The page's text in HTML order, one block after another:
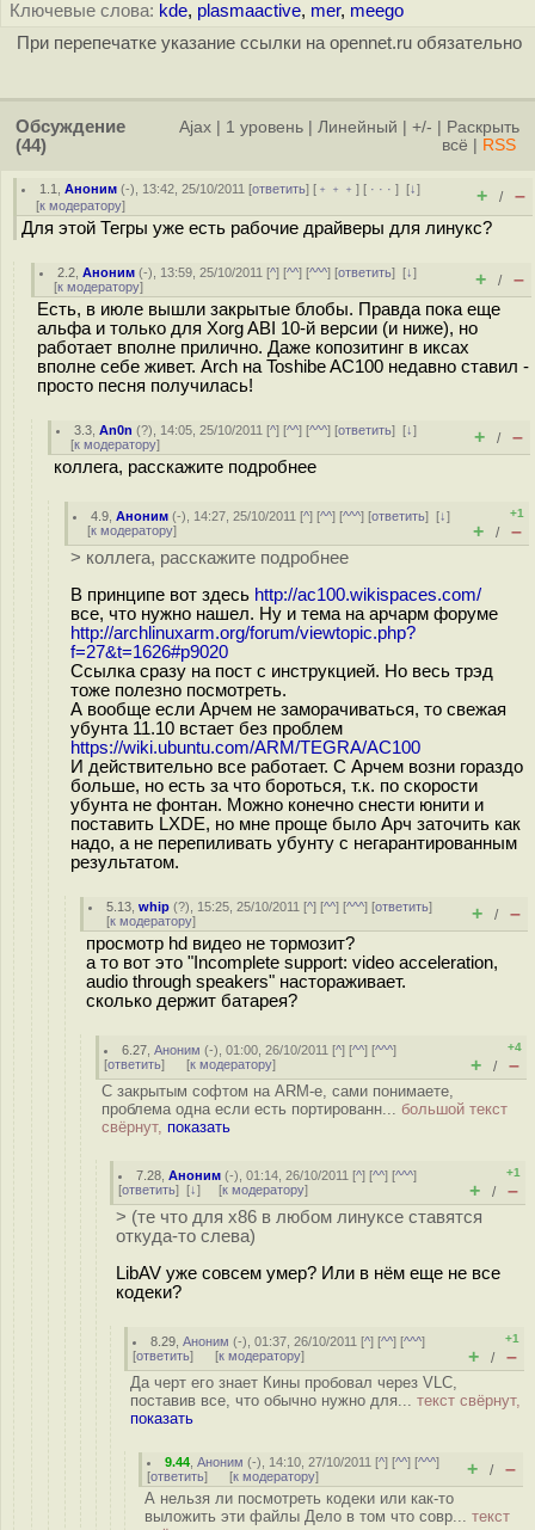
Ключевые слова: kde, plasmaactive, mer, meego
При перепечатке указание ссылки на opennet.ru обязательно
Обсуждение
(44)
Ajax 1 уровень Линейный +/-
Раскрыть
всё
RSS
1.1 ,Аноним (-), 13:42, 25/10/2011 [ответить] [ ﹢﹢﹢] [ · · ·][↓]
[к модератору] + / –
Для этой Тегры уже есть рабочие драйверы для линукс?
2.2 ,Аноним (-), 13:59, 25/10/2011 [^] [^^] [^^^] [ответить][↓]
[к модератору] + / –
Есть, в июле вышли закрытые блобы. Правда пока еще
альфа и только для Xorg ABI 10-й версии (и ниже), но
работает вполне прилично. Даже копозитинг в иксах
вполне себе живет. Arch на Toshibe AC100 недавно ставил -
просто песня получилась!
3.3 ,An0n (?), 14:05, 25/10/2011 [^] [^^] [^^^] [ответить][↓]
[к модератору] + / –
коллега, расскажите подробнее
4.9 ,Аноним (-), 14:27, 25/10/2011 [^] [^^] [^^^] [ответить][↓]
[к модератору]
+1
+ / –
> коллега, расскажите подробнее
В принципе вот здесь http://ac100.wikispaces.com/
все, что нужно нашел. Ну и тема на арчарм форуме
http://archlinuxarm.org/forum/viewtopic.php?
f=27&t=1626#p9020
Ссылка сразу на пост с инструкцией. Но весь трэд
тоже полезно посмотреть.
А вообще если Арчем не заморачиваться, то свежая
убунта 11.10 встает без проблем
https://wiki.ubuntu.com/ARM/TEGRA/AC100
И действительно все работает. С Арчем возни гораздо
больше, но есть за что бороться, т.к. по скорости
убунта не фонтан. Можно конечно снести юнити и
поставить LXDE, но мне проще было Арч заточить как
надо, а не перепиливать убунту с негарантированным
результатом.
5.13 ,whip (?), 15:25, 25/10/2011 [^] [^^] [^^^] [ответить]
[к модератору] + / –
просмотр hd видео не тормозит?
а то вот это "Incomplete support: video acceleration,
audio through speakers" настораживает.
сколько держит батарея?
6.27 ,Аноним (-), 01:00, 26/10/2011 [^] [^^] [^^^]
[ответить] [к модератору]
+4
+ / –
С закрытым софтом на ARM-е, сами понимаете,
проблема одна если есть портированн... большой текст
свёрнут, показать
7.28 ,Аноним (-), 01:14, 26/10/2011 [^] [^^] [^^^]
[ответить] [↓] [к модератору]
+1
+ / –
> (те что для x86 в любом линуксе ставятся
откуда-то слева)
LibAV уже совсем умер? Или в нём еще не все
кодеки?
8.29 ,Аноним (-), 01:37, 26/10/2011 [^] [^^] [^^^]
[ответить] [к модератору]
+1
+ / –
Да черт его знает Кины пробовал через VLC,
поставив все, что обычно нужно для... текст свёрнут,
показать
9.44 ,Аноним (-), 14:10, 27/10/2011 [^] [^^] [^^^]
[ответить] [к модератору] + / –
А нельзя ли посмотреть кодеки или как-то
выложить эти файлы Дело в том что совр... текст